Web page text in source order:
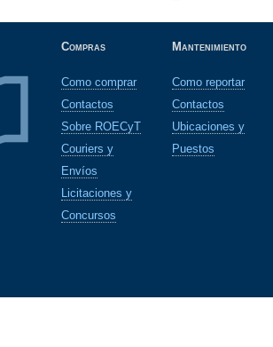
Compras
Como comprar
Contactos
Sobre ROECyT
Couriers y
Envíos
Licitaciones y
Concursos
Mantenimiento
Como reportar
Contactos
Ubicaciones y
Puestos